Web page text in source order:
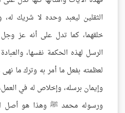
الثقلين ليعبد وحده لا شريك
خلقهما، كما تدل على أنه عز
الرسل لهذه الحكمة نفسها،
لعظمته بفعل ما أمر به وترك ما
وإيمان برسله، وإخلاص له في
ورسوله محمد ﷺ وهذا هو أصل